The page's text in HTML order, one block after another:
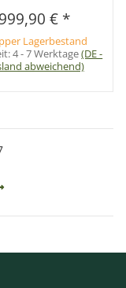
999,90 € *
Lagerbestand
4 - 7 Werktage(DE -
abweichend)